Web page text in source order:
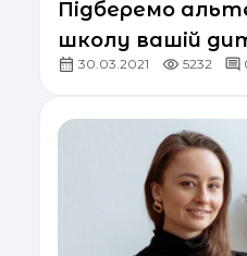
Підберемо
школу вашій
30.03.2021 5232